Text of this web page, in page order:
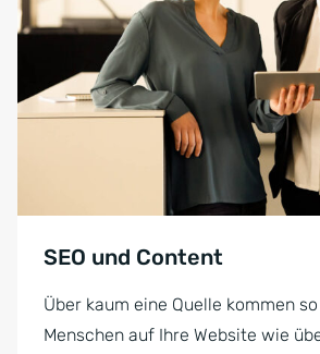
SEO und Content
Über kaum eine Quelle kommen
Menschen auf Ihre Website wie